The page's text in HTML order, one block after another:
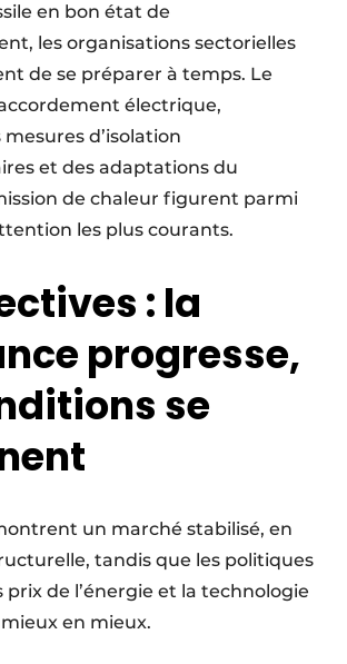
en bon état de
les organisations sectorielles
de se préparer à temps. Le
électrique,
d’isolation
et des adaptations du
de chaleur figurent parmi
les plus courants.
: la
progresse,
se
un marché stabilisé, en
tandis que les politiques
prix de l’énergie et la technologie
en mieux.